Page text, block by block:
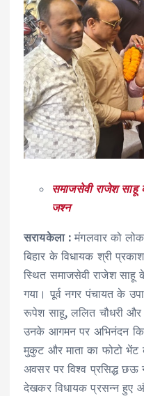
समाजसेवी राजेश
जश्न
सरायकेला : मंगलवार को
बिहार के विधायक श्री
स्थित समाजसेवी राजेश साहू
गया। पूर्व नगर पंचायत के
रूपेश साहू, ललित चौधरी और
उनके आगमन पर अभिनंदन
मुकुट और माता का फोटो भेंट
अवसर पर विश्व प्रसिद्ध
देखकर विधायक प्रसन्न हुए